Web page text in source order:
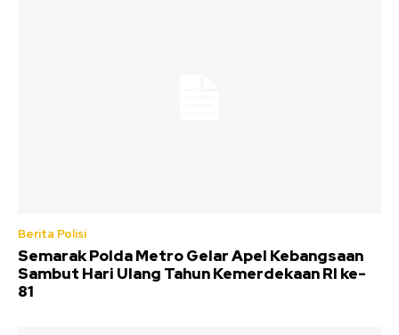
Berita Polisi
Semarak Polda Metro Gelar Apel Kebangsaan
Sambut Hari Ulang Tahun Kemerdekaan RI ke-
81